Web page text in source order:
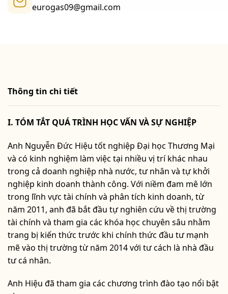
eurogas09@gmail.com
Thông tin chi tiết
I. TÓM TẮT QUÁ TRÌNH HỌC VẤN VÀ SỰ NGHIỆP
Anh Nguyễn Đức Hiệu tốt nghiệp Đại học Thương Mại
và có kinh nghiệm làm việc tại nhiều vị trí khác nhau
trong cả doanh nghiệp nhà nước, tư nhân và tự khởi
nghiệp kinh doanh thành công. Với niềm đam mê lớn
trong lĩnh vực tài chính và phân tích kinh doanh, từ
năm 2011, anh đã bắt đầu tự nghiên cứu về thị trường
tài chính và tham gia các khóa học chuyên sâu nhằm
trang bị kiến thức trước khi chính thức đầu tư mạnh
mẽ vào thị trường từ năm 2014 với tư cách là nhà đầu
tư cá nhân.
Anh Hiệu đã tham gia các chương trình đào tạo nổi bật